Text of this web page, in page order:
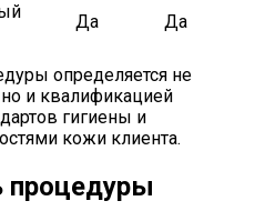
Да Да
определяется не
и квалификацией
гигиены и
кожи клиента.
процедуры